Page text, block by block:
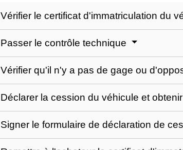
Vérifier le certificat d'immatriculation du
Passer le contrôle technique
Vérifier qu'il n'y a pas de gage ou
Déclarer la cession du véhicule et
Signer le formulaire de déclaration de